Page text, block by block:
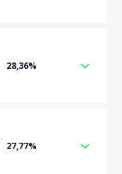
28,36%
27,77%